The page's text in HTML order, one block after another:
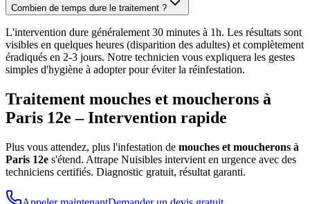
Combien de temps dure le traitement ?
L'intervention dure généralement 30 minutes à 1h. Les résultats sont
visibles en quelques heures (disparition des adultes) et complètement
éradiqués en 2-3 jours. Notre technicien vous expliquera les gestes
simples d'hygiène à adopter pour éviter la réinfestation.
Traitement mouches et moucherons à
Paris 12e – Intervention rapide
Plus vous attendez, plus l'infestation de mouches et moucherons à
Paris 12e s'étend. Attrape Nuisibles intervient en urgence avec des
techniciens certifiés. Diagnostic gratuit, résultat garanti.